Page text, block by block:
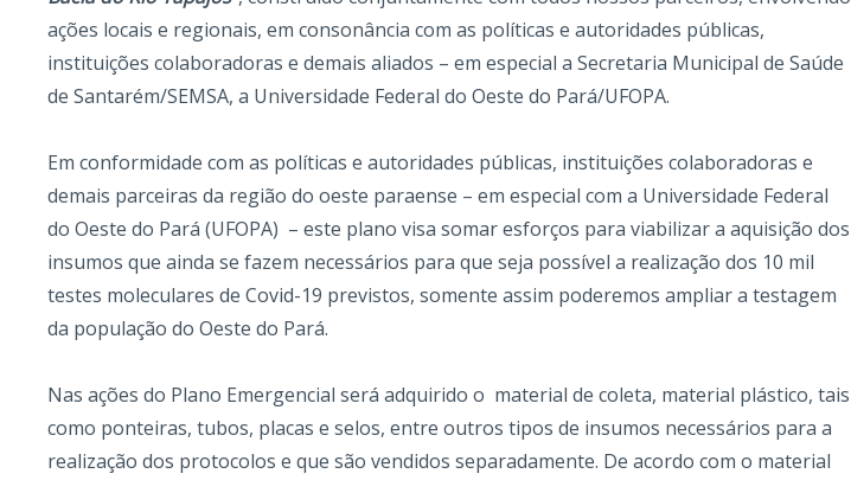
ações locais e regionais, em consonância com as políticas e autoridades públicas,
instituições colaboradoras e demais aliados – em especial a Secretaria Municipal de Saúde
de Santarém/SEMSA, a Universidade Federal do Oeste do Pará/UFOPA.
Em conformidade com as políticas e autoridades públicas, instituições colaboradoras e
demais parceiras da região do oeste paraense – em especial com a Universidade Federal
do Oeste do Pará (UFOPA) – este plano visa somar esforços para viabilizar a aquisição dos
insumos que ainda se fazem necessários para que seja possível a realização dos 10 mil
testes moleculares de Covid-19 previstos, somente assim poderemos ampliar a testagem
da população do Oeste do Pará.
Nas ações do Plano Emergencial será adquirido o material de coleta, material plástico, tais
como ponteiras, tubos, placas e selos, entre outros tipos de insumos necessários para a
realização dos protocolos e que são vendidos separadamente. De acordo com o material